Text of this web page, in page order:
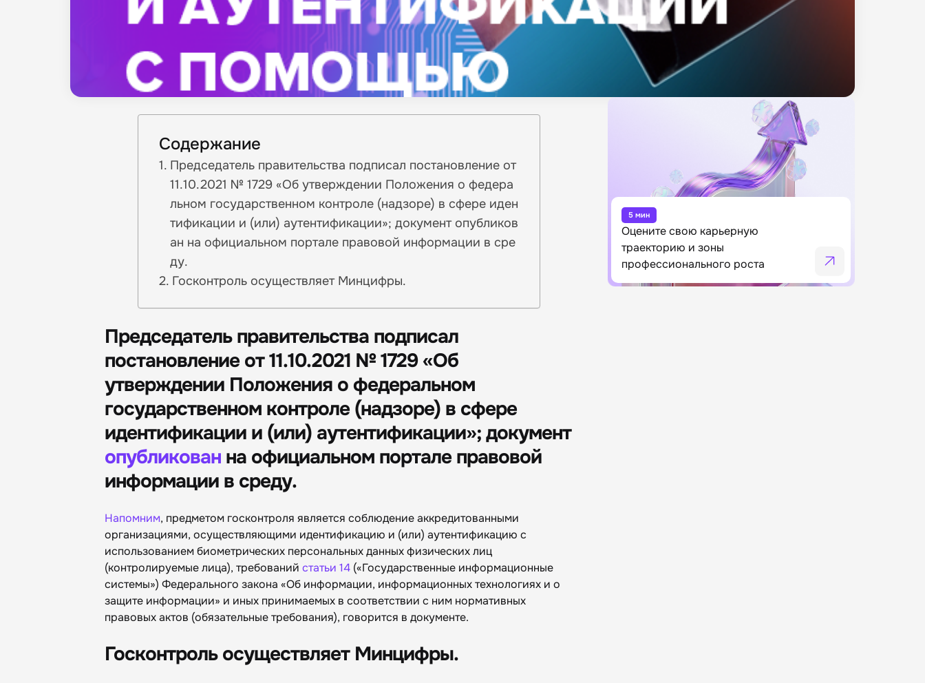
Содержание
Председатель правительства подписал постановление от
11.10.2021 № 1729 «Об утверждении Положения о федера
льном государственном контроле (надзоре) в сфере иден
тификации и (или) аутентификации»; документ опубликов
ан на официальном портале правовой информации в сре
ду.
Госконтроль осуществляет Минцифры.
Председатель правительства подписал
постановление от 11.10.2021 № 1729 «Об
утверждении Положения о федеральном
государственном контроле (надзоре) в сфере
идентификации и (или) аутентификации»; документ
опубликован на официальном портале правовой
информации в среду.
Напомним, предметом госконтроля является соблюдение аккредитованными
организациями, осуществляющими идентификацию и (или) аутентификацию с
использованием биометрических персональных данных физических лиц
(контролируемые лица), требований статьи 14 («Государственные информационные
системы») Федерального закона «Об информации, информационных технологиях и о
защите информации» и иных принимаемых в соответствии с ним нормативных
правовых актов (обязательные требования), говорится в документе.
Госконтроль осуществляет Минцифры.
Оцените свою карьерную
траекторию и зоны
профессионального роста
5 мин